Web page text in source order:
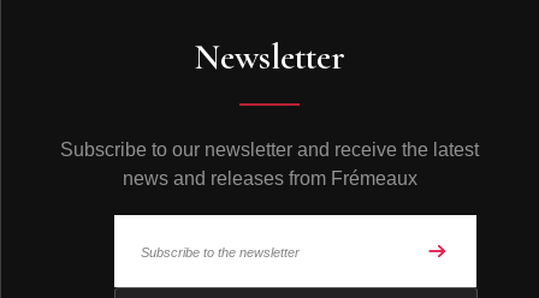
Newsletter
Subscribe to our newsletter and receive the latest
news and releases from Frémeaux